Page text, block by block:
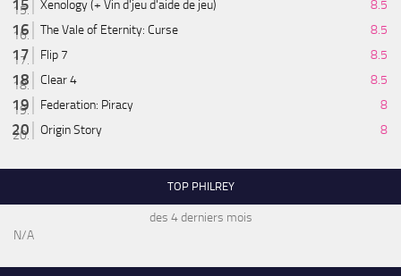
Xenology (+ Vin d'jeu d'aide de jeu)
8.5
The Vale of Eternity: Curse
8.5
Flip 7
8.5
Clear 4
8.5
Federation: Piracy
8
Origin Story
8
TOP PHILREY
des 4 derniers mois
N/A